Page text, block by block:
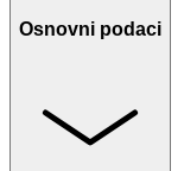
Osnovni podaci